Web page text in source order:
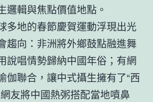
邏輯與焦點價值地點。
多地的春節慶賀運動浮現出光
趨向：非洲將外鄉鼓點融進舞
說唱情勢歸納中國年俗；有網
伽聯合，讓中式攝生擁有了“西
友將中國熱粥搭配當地噴鼻